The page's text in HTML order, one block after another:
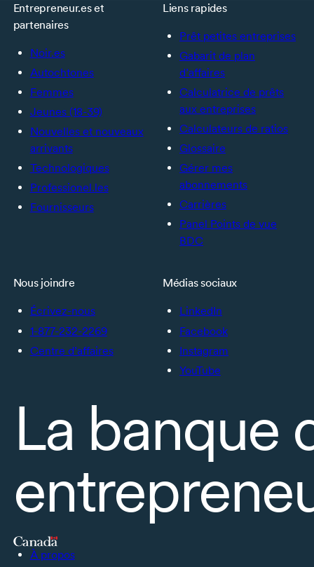
Entrepreneur.es et
partenaires
Noir.es
Autochtones
Femmes
Jeunes (18-39)
Nouvelles et nouveaux
arrivants
Technologiques
Professionel.les
Fournisseurs
Liens rapides
Prêt petites entreprises
Gabarit de plan
d’affaires
Calculatrice de prêts
aux entreprises
Calculateurs de ratios
Glossaire
Gérer mes
abonnements
Carrières
Panel Points de vue
BDC
Nous joindre
Écrivez-nous
1-877-232-2269
Centre d’affaires
Médias sociaux
LinkedIn
Facebook
Instagram
YouTube
La banque
À propos